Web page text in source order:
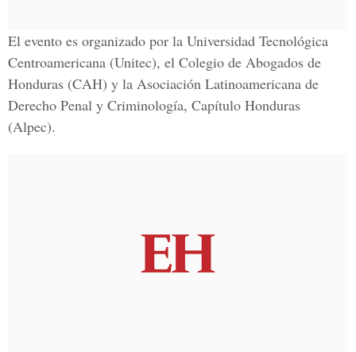
El evento es organizado por la Universidad Tecnológica
Centroamericana (Unitec), el Colegio de Abogados de
Honduras (CAH) y la Asociación Latinoamericana de
Derecho Penal y Criminología, Capítulo Honduras
(Alpec).